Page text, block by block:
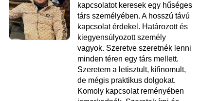
kapcsolatot keresek egy hűséges
társ személyében. A hosszú távú
kapcsolat érdekel. Határozott és
kiegyensúlyozott személy
vagyok. Szeretve szeretnék lenni
minden téren egy társ mellett.
Szeretem a letisztult, kifinomult,
de mégis praktikus dolgokat.
Komoly kapcsolat reményében